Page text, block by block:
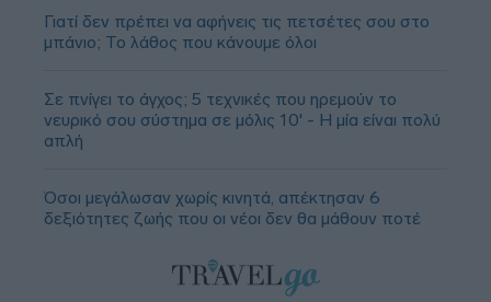
Γιατί δεν πρέπει να αφήνεις τις πετσέτες σου στο
μπάνιο; Το λάθος που κάνουμε όλοι
Σε πνίγει το άγχος; 5 τεχνικές που ηρεμούν το
νευρικό σου σύστημα σε μόλις 10' - Η μία είναι πολύ
απλή
Όσοι μεγάλωσαν χωρίς κινητά, απέκτησαν 6
δεξιότητες ζωής που οι νέοι δεν θα μάθουν ποτέ